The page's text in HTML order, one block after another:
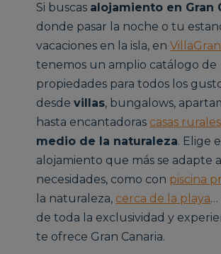
Si buscas alojamiento en Gran
donde pasar la noche o tu
vacaciones en la isla, en
tenemos un amplio catálogo de
propiedades para todos los
desdevillas, bungalows,
hasta encantadoras casas rurales
medio de la naturaleza. Elige
alojamiento que más se adapte
necesidades, como con piscina
la naturaleza, cerca de la playa…
de toda la exclusividad y
te ofrece Gran Canaria.